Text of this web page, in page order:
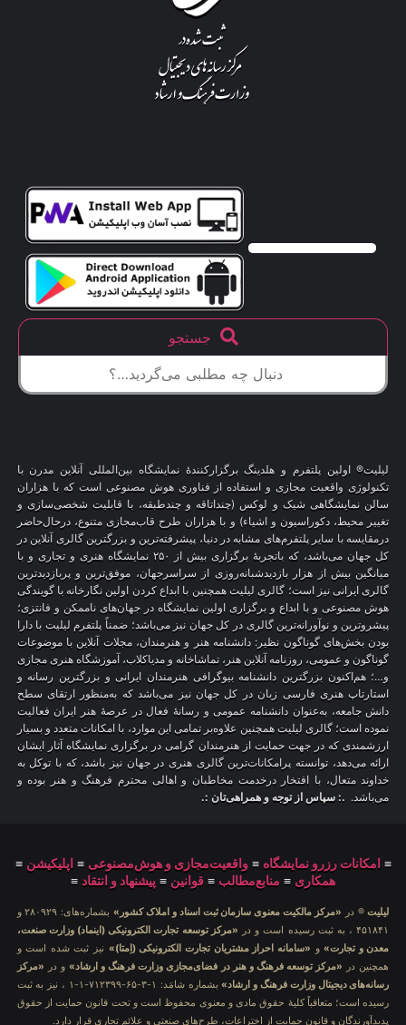
جستجو
لیلیت® اولین پلتفرم و هلدینگ برگزارکنندهٔ نمایشگاه بین‌المللی آنلاین مدرن با
تکنولوژی واقعیت مجازی و استفاده از فناوری هوش مصنوعی است که با هزاران
سالن نمایشگاهی شیک و لوکس (چنداتاقه و چندطبقه، با قابلیت شخصی‌سازی و
تغییر محیط، دکوراسیون و اشیاء) و با هزاران طرح قاب‌مجازی متنوع، درحال‌حاضر
درمقایسه با سایر پلتفرم‌های مشابه در دنیا، پیشرفته‌ترین و بزرگترین گالری آنلاین در
کل جهان می‌باشد، که باتجربهٔ برگزاری بیش از ۲۵۰ نمایشگاه هنری و تجاری و با
میانگین بیش از هزار بازدیدشبانه‌روزی از سراسرجهان، موفق‌ترین و پربازدیدترین
گالری ایرانی نیز است؛ گالری لیلیت همچنین با ابداع کردن اولین نگارخانه با گویندگی
هوش مصنوعی و با ابداع و برگزاری اولین نمایشگاه در جهان‌های ناممکن و فانتزی؛
پیشروترین و نوآورانه‌ترین گالری در کل جهان نیز می‌باشد؛ ضمناً پلتفرم لیلیت با دارا
بودن بخش‌های گوناگون نظیر: دانشنامه هنر و هنرمندان، مجلات آنلاین با موضوعات
گوناگون و عمومی، روزنامه آنلاین هنر، تماشاخانه و مدیاکلاب، آموزشگاه هنری مجازی
و…؛ هم‌اکنون بزرگترین دانشنامه بیوگرافی هنرمندان ایرانی و بزرگترین رسانه و
استارتاپ هنری فارسی زبان در کل جهان نیز می‌باشد که به‌منظور ارتقای سطح
دانش جامعه، به‌عنوان دانشنامه عمومی و رسانهٔ فعال در عرصهٔ هنر ایران فعالیت
نموده است؛ گالری لیلیت همچنین علاوه‌بر تمامی این موارد، با امکانات متعدد و بسیار
ارزشمندی که در جهت حمایت از هنرمندان گرامی در برگزاری نمایشگاه آثار ایشان
ارائه می‌دهد، توانسته پرامکانات‌ترین گالری هنری در جهان نیز باشد، که با توکل به
خداوند متعال، با افتخار درخدمت مخاطبان و اهالی محترم فرهنگ و هنر بوده و
می‌باشد. .: سپاس از توجه و همراهی‌تان :.
≡ امکانات رزرو نمایشگاه ≡واقعیت‌مجازی و هوش‌مصنوعی ≡ اپلیکیشن ≡
همکاری ≡ منابع‌مطالب ≡ قوانین ≡ پیشنهاد و انتقاد ≡
لیلیت® در «مرکز مالکیت معنوی سازمان ثبت اسناد و املاک کشور»
بشماره‌های: ۲۸۰۹۲۹ و
۴۵۱۸۴۱ ، به ثبت رسیده است و در
«مرکز توسعه تجارت الکترونیکی (اینماد) وزارت صنعت،
معدن و تجارت»و «سامانه احراز مشتریان تجارت الکترونیکی (اِمتا)» نیز ثبت شده است و
همچنین در «مرکز توسعه فرهنگ و هنر در فضای‌مجازی وزارت فرهنگ و ارشاد» و در «مرکز
رسانه‌های دیجیتال وزارت فرهنگ و ارشاد»
بشماره شامَد: ۱-۳-۶۵-۷۱۲۳۹۹-۱-۱ ، نیز به ثبت
رسیده است؛ متعاقباً کلیهٔ حقوق مادی و معنوی محفوظ است و تحت قانون حمایت از حقوق
پدیدآورندگان و قانون حمایت از اختراعات، طرح‌های صنعتی و علائم تجاری قرار دارد.